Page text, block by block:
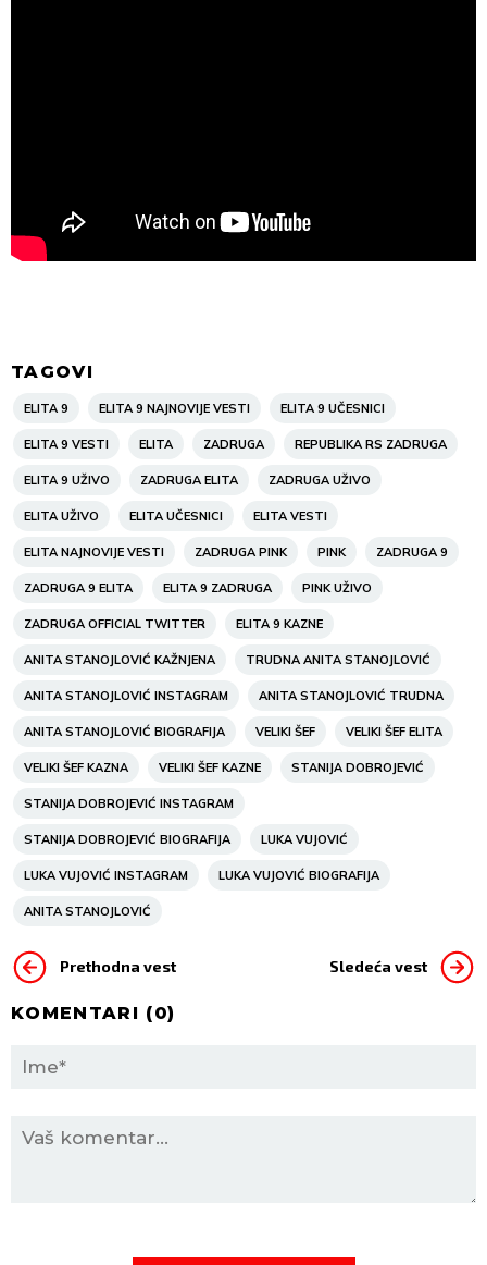
TAGOVI
ELITA 9 ELITA 9 NAJNOVIJE VESTI ELITA 9 UČESNICI
ELITA 9 VESTI ELITA ZADRUGA REPUBLIKA RS ZADRUGA
ELITA 9 UŽIVO ZADRUGA ELITA ZADRUGA UŽIVO
ELITA UŽIVO ELITA UČESNICI ELITA VESTI
ELITA NAJNOVIJE VESTI ZADRUGA PINK PINK ZADRUGA 9
ZADRUGA 9 ELITA ELITA 9 ZADRUGA PINK UŽIVO
ZADRUGA OFFICIAL TWITTER ELITA 9 KAZNE
ANITA STANOJLOVIĆ KAŽNJENA TRUDNA ANITA STANOJLOVIĆ
ANITA STANOJLOVIĆ INSTAGRAM ANITA STANOJLOVIĆ TRUDNA
ANITA STANOJLOVIĆ BIOGRAFIJA VELIKI ŠEF VELIKI ŠEF ELITA
VELIKI ŠEF KAZNA VELIKI ŠEF KAZNE STANIJA DOBROJEVIĆ
STANIJA DOBROJEVIĆ INSTAGRAM
STANIJA DOBROJEVIĆ BIOGRAFIJA LUKA VUJOVIĆ
LUKA VUJOVIĆ INSTAGRAM LUKA VUJOVIĆ BIOGRAFIJA
ANITA STANOJLOVIĆ
Prethodna vest Sledeća vest
KOMENTARI (0)